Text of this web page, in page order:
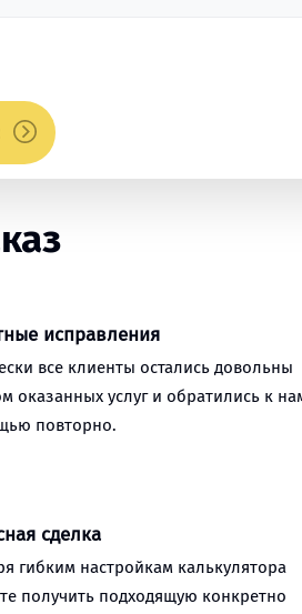
исправления
все клиенты остались довольны
оказанных услуг и обратились к
повторно.
сделка
гибким настройкам калькулятора
получить подходящую конкретно